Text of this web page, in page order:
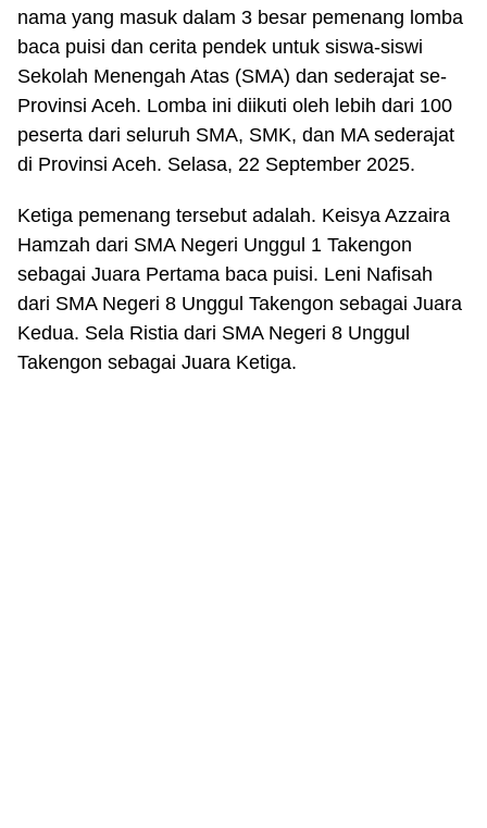
nama yang masuk dalam 3 besar pemenang lomba
baca puisi dan cerita pendek untuk siswa-siswi
Sekolah Menengah Atas (SMA) dan sederajat se-
Provinsi Aceh. Lomba ini diikuti oleh lebih dari 100
peserta dari seluruh SMA, SMK, dan MA sederajat
di Provinsi Aceh. Selasa, 22 September 2025.
Ketiga pemenang tersebut adalah. Keisya Azzaira
Hamzah dari SMA Negeri Unggul 1 Takengon
sebagai Juara Pertama baca puisi. Leni Nafisah
dari SMA Negeri 8 Unggul Takengon sebagai Juara
Kedua. Sela Ristia dari SMA Negeri 8 Unggul
Takengon sebagai Juara Ketiga.